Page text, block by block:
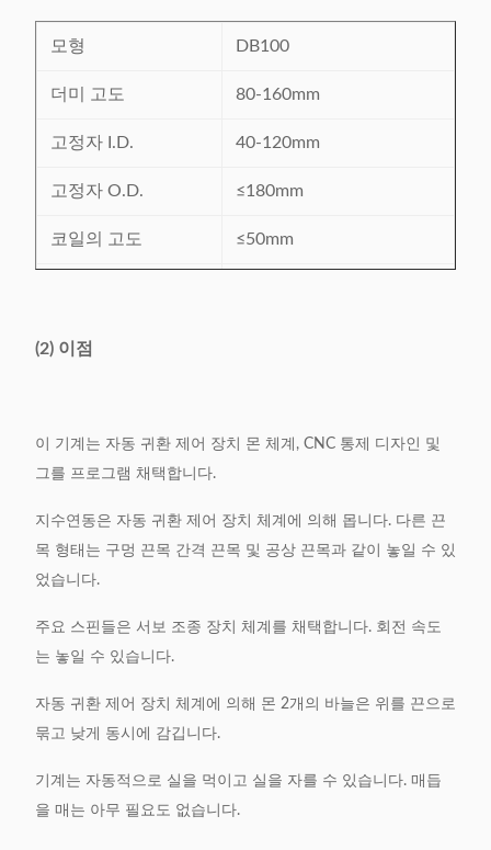
모형 DB100
더미 고도 80-160mm
고정자 I.D. 40-120mm
고정자 O.D. ≤180mm
코일의 고도 ≤50mm
기계 차원
(L) 1000* (W) 600* (H)
1250mm
(2) 이점
이 기계는 자동 귀환 제어 장치 몬 체계, CNC 통제 디자인 및
그를 프로그램 채택합니다.
지수연동은 자동 귀환 제어 장치 체계에 의해 몹니다. 다른 끈
목 형태는 구멍 끈목 간격 끈목 및 공상 끈목과 같이 놓일 수 있
었습니다.
주요 스핀들은 서보 조종 장치 체계를 채택합니다. 회전 속도
는 놓일 수 있습니다.
자동 귀환 제어 장치 체계에 의해 몬 2개의 바늘은 위를 끈으로
묶고 낮게 동시에 감깁니다.
기계는 자동적으로 실을 먹이고 실을 자를 수 있습니다. 매듭
을 매는 아무 필요도 없습니다.